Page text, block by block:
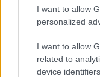
I want to allow
personalized
I want to allow
related to
device